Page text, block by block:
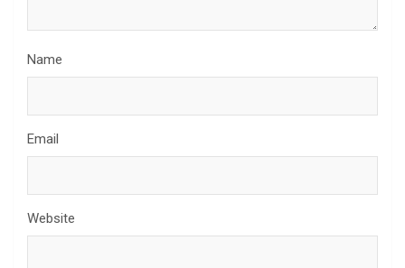
Name
Email
Website